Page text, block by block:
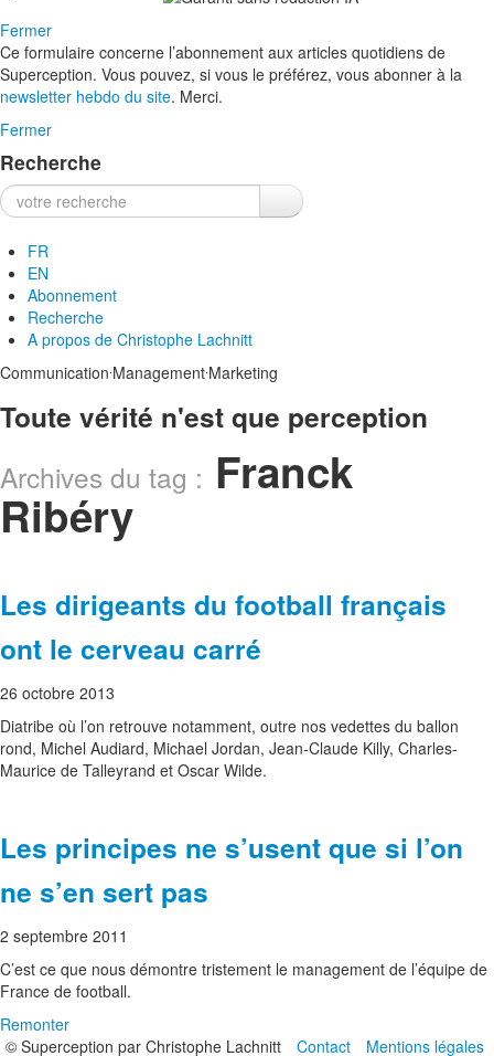
Fermer
Ce formulaire concerne l’abonnement aux articles quotidiens de
Superception. Vous pouvez, si vous le préférez, vous abonner à la
newsletter hebdo du site. Merci.
Fermer
Recherche
Recherche :
FR
EN
Abonnement
Recherche
A propos de Christophe Lachnitt
Communication Management Marketing
Toute vérité n'est que perception
Archives du tag : Franck
Ribéry
Les dirigeants du football français
ont le cerveau carré
26 octobre 2013
Diatribe où l’on retrouve notamment, outre nos vedettes du ballon
rond, Michel Audiard, Michael Jordan, Jean-Claude Killy, Charles-
Maurice de Talleyrand et Oscar Wilde.
Les principes ne s’usent que si l’on
ne s’en sert pas
2 septembre 2011
C’est ce que nous démontre tristement le management de l’équipe de
France de football.
Remonter
© Superception par Christophe Lachnitt
Contact Mentions légales